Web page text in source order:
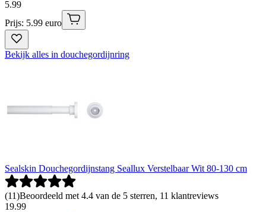
5.99
Prijs: 5.99 euro
Bekijk alles in douchegordijnring
Sealskin Douchegordijnstang Seallux Verstelbaar Wit 80-130 cm
(11)Beoordeeld met 4.4 van de 5 sterren, 11 klantreviews
19.99